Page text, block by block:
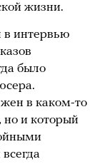
жизни.
в интервью
было
в каком-то
и который